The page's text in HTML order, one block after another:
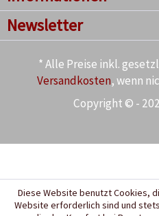
Newsletter
* Alle Preise inkl.
Versandkosten, wenn
Copyright © -
Diese Website benutzt Cookies,
Website erforderlich sind und